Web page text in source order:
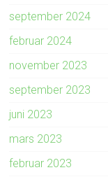
september 2024
februar 2024
november 2023
september 2023
juni 2023
mars 2023
februar 2023